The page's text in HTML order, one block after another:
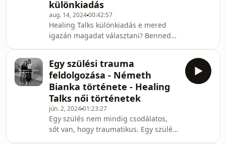
fordulókat is abban támogatja, hogy
merjék igazán önmagukat vállalni.
Életéről, sámán szertartásokról,
révülésekről, rapé és ayahuasca
szertartásokról is mesél. Koncepció,
rendező: R
különkiadás
aug. 14, 202400:42:57
Healing Talks különkiadás e mered
igazán magadat választani? Benned
épített fel valamit, vagy hogy egészen
máshogy gondolkozik és egészen
máshogy éli az életét, mint ahogyan a
legtöbben teszik? Erdélyi Nikolett
története ilyen, és egy sikersztori!
Életének sorsfordítói egy
motorbaleset, a válása és az Access
Consciousness volt
Egy szülési trauma
feldolgozása - Németh
Bianka története - Healing
Talks női történetek
jún. 2, 202401:23:27
Egy szülés nem mindig csodálatos,
sőt van, hogy traumatikus. Egy szülés